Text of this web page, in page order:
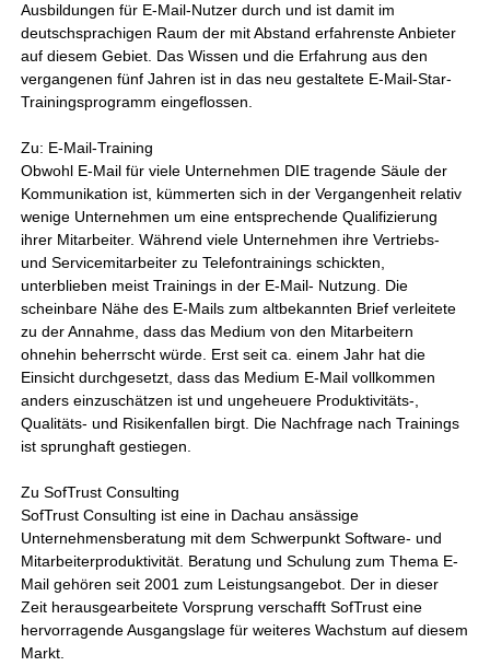
Ausbildungen für E-Mail-Nutzer durch und ist damit im
deutschsprachigen Raum der mit Abstand erfahrenste Anbieter
auf diesem Gebiet. Das Wissen und die Erfahrung aus den
vergangenen fünf Jahren ist in das neu gestaltete E-Mail-Star-
Trainingsprogramm eingeflossen.
Zu: E-Mail-Training
Obwohl E-Mail für viele Unternehmen DIE tragende Säule der
Kommunikation ist, kümmerten sich in der Vergangenheit relativ
wenige Unternehmen um eine entsprechende Qualifizierung
ihrer Mitarbeiter. Während viele Unternehmen ihre Vertriebs-
und Servicemitarbeiter zu Telefontrainings schickten,
unterblieben meist Trainings in der E-Mail- Nutzung. Die
scheinbare Nähe des E-Mails zum altbekannten Brief verleitete
zu der Annahme, dass das Medium von den Mitarbeitern
ohnehin beherrscht würde. Erst seit ca. einem Jahr hat die
Einsicht durchgesetzt, dass das Medium E-Mail vollkommen
anders einzuschätzen ist und ungeheuere Produktivitäts-,
Qualitäts- und Risikenfallen birgt. Die Nachfrage nach Trainings
ist sprunghaft gestiegen.
Zu SofTrust Consulting
SofTrust Consulting ist eine in Dachau ansässige
Unternehmensberatung mit dem Schwerpunkt Software- und
Mitarbeiterproduktivität. Beratung und Schulung zum Thema E-
Mail gehören seit 2001 zum Leistungsangebot. Der in dieser
Zeit herausgearbeitete Vorsprung verschafft SofTrust eine
hervorragende Ausgangslage für weiteres Wachstum auf diesem
Markt.